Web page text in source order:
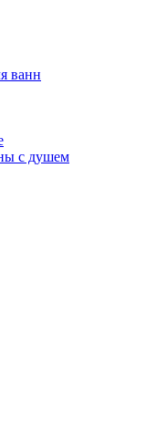
ванн
с душем